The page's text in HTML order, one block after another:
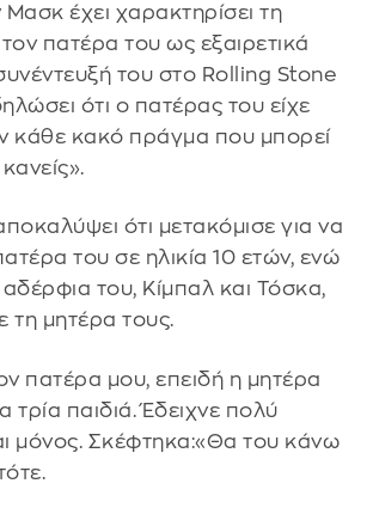
Μασκ έχει χαρακτηρίσει τη
πατέρα του ως εξαιρετικά
του στο Rolling Stone
ότι ο πατέρας του είχε
κάθε κακό πράγμα που μπορεί
ότι μετακόμισε για να
του σε ηλικία 10 ετών, ενώ
του, Κίμπαλ και Τόσκα,
τη μητέρα τους.
πατέρα μου, επειδή η μητέρα
τρία παιδιά. Έδειχνε πολύ
μόνος. Σκέφτηκα:«Θα του κάνω